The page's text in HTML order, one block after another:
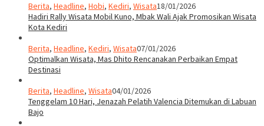
Berita, Headline, Hobi, Kediri, Wisata18/01/2026
Hadiri Rally Wisata Mobil Kuno, Mbak Wali Ajak Promosikan Wisata
Kota Kediri
Berita, Headline, Kediri, Wisata07/01/2026
Optimalkan Wisata, Mas Dhito Rencanakan Perbaikan Empat
Destinasi
Berita, Headline, Wisata04/01/2026
Tenggelam 10 Hari, Jenazah Pelatih Valencia Ditemukan di Labuan
Bajo